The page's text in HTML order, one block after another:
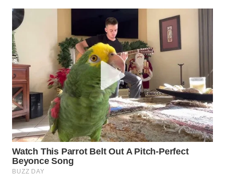
KONSUMEN
WAHANA
LISTRIK
WAHANA
TRAVEL
WAHANA